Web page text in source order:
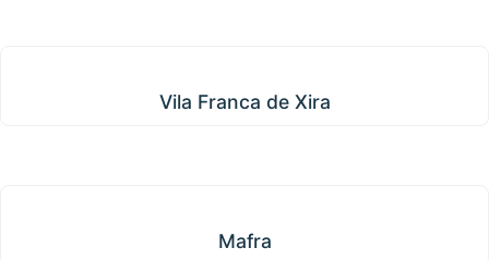
Vila Franca de Xira
Mafra